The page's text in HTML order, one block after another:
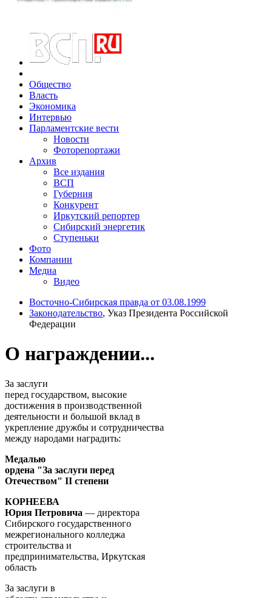
Общество
Власть
Экономика
Интервью
Парламентские вести
Новости
Фоторепортажи
Архив
Все издания
ВСП
Губерния
Конкурент
Иркутский репортер
Сибирский энергетик
Ступеньки
Фото
Компании
Медиа
Видео
Восточно-Сибирская правда от 03.08.1999
Законодательство, Указ Президента Российской
Федерации
О награждении...
За заслуги
перед государством, высокие
достижения в производственной
деятельности и большой вклад в
укрепление дружбы и сотрудничества
между народами наградить:
Медалью
ордена "За заслуги перед
Отечеством" II степени
КОРНЕЕВА
Юрия Петровича — директора
Сибирского государственного
межрегионального колледжа
строительства и
предпринимательства, Иркутская
область
За заслуги в